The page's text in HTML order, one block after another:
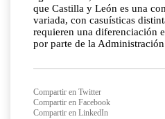
que Castilla y León es una
variada, con casuísticas
requieren una diferenciación
por parte de la
Compartir en Twitter
Compartir en Facebook
Compartir en LinkedIn